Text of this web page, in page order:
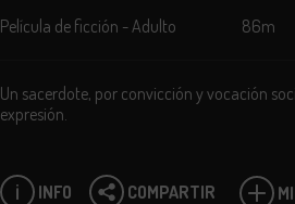
Película de ficción - Adulto 86m
Un sacerdote, por convicción y vocación
expresión.
INFO COMPARTIR